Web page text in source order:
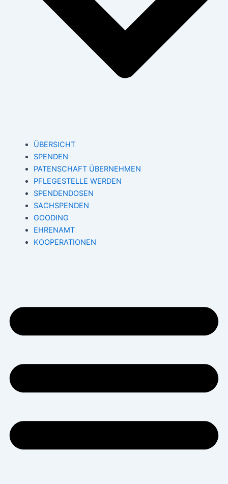
ÜBERSICHT
SPENDEN
PATENSCHAFT ÜBERNEHMEN
PFLEGESTELLE WERDEN
SPENDENDOSEN
SACHSPENDEN
GOODING
EHRENAMT
KOOPERATIONEN